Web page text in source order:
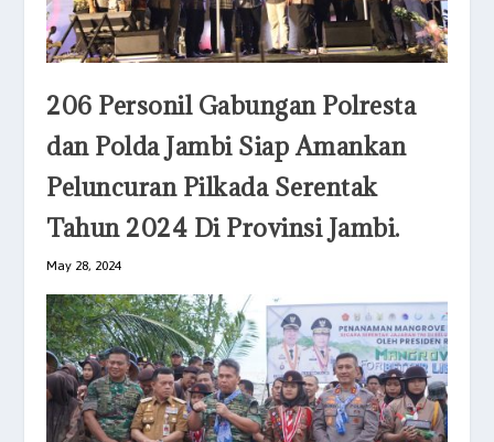
206 Personil Gabungan Polresta
dan Polda Jambi Siap Amankan
Peluncuran Pilkada Serentak
Tahun 2024 Di Provinsi Jambi.
May 28, 2024